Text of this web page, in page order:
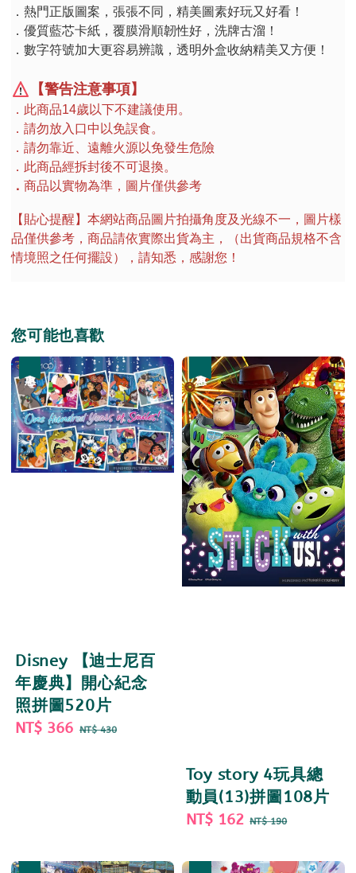
．熱門正版圖案，張張不同，精美圖素好玩又好看！
．優質藍芯卡紙，覆膜滑順韌性好，洗牌古溜！
．數字符號加大更容易辨識，透明外盒收納精美又方便！
【警告注意事項】
．此商品14歲以下不建議使用。
．請勿放入口中以免誤食。
．請勿靠近、遠離火源以免發生危險
．此商品經拆封後不可退換。
．商品以實物為準，圖片僅供參考
【貼心提醒】本網站商品圖片拍攝角度及光線不一，圖片樣
品僅供參考，商品請依實際出貨為主，（出貨商品規格不含
情境照之任何擺設），請知悉，感謝您！
您可能也喜歡
Disney 【迪士尼百
年慶典】開心紀念
照拼圖520片
Sale
NT$ 366 Regular
NT$ 430
Toy story 4玩具總
動員(13)拼圖108片
Sale
NT$ 162 Regular
NT$ 190